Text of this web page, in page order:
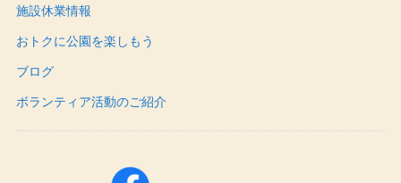
施設休業情報
おトクに公園を楽しもう
ブログ
ボランティア活動のご紹介